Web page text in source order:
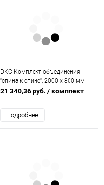
DKC Комплект объединения
''спина к спине'', 2000 x 800 мм
(R5KFRE2080M)
21 340,36 руб. / комплект
Подробнее